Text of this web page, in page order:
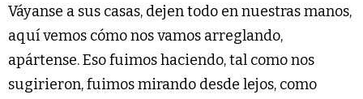
Váyanse a sus casas, dejen todo en nuestras manos,
aquí vemos cómo nos vamos arreglando,
apártense. Eso fuimos haciendo, tal como nos
sugirieron, fuimos mirando desde lejos, como